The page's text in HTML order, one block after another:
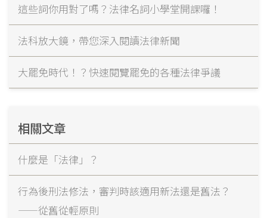
這些詞你用對了嗎？法律名詞小學堂開課囉！
法科放大鏡，帶您深入閱讀法律新聞
大罷免時代！？快速閱覽罷免的各種法律爭議
相關文章
什麼是「法律」？
行為後刑法修法，審判時該適用新法還是舊法？
——從舊從輕原則